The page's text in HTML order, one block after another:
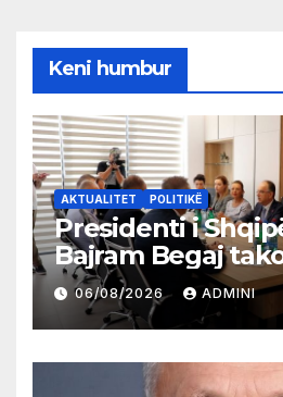
Keni humbur
AKTUALITET POLITIKË
Presidenti i
Bajram Begaj
partive shqiptare
06/08/2026 ADMINI